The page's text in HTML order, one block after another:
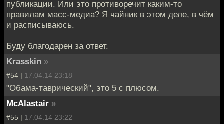
публикации. Или это противоречит каким-то
правилам масс-медиа? Я чайник в этом деле, в чём
и расписываюсь.
Буду благодарен за ответ.
Krasskin »
#54 | 17.04.14 23:18
"Обама-таврический", это 5 с плюсом.
McAlastair »
#55 | 17.04.14 23:22